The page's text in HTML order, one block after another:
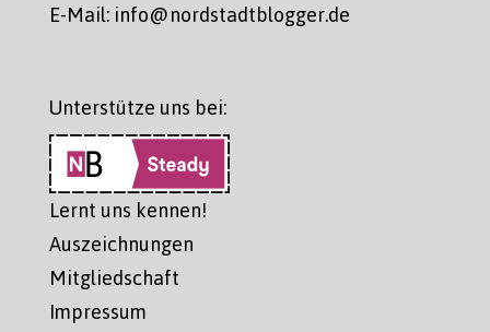
E-Mail: info@nordstadtblogger.de
Unterstütze uns bei:
Lernt uns kennen!
Auszeichnungen
Mitgliedschaft
Impressum